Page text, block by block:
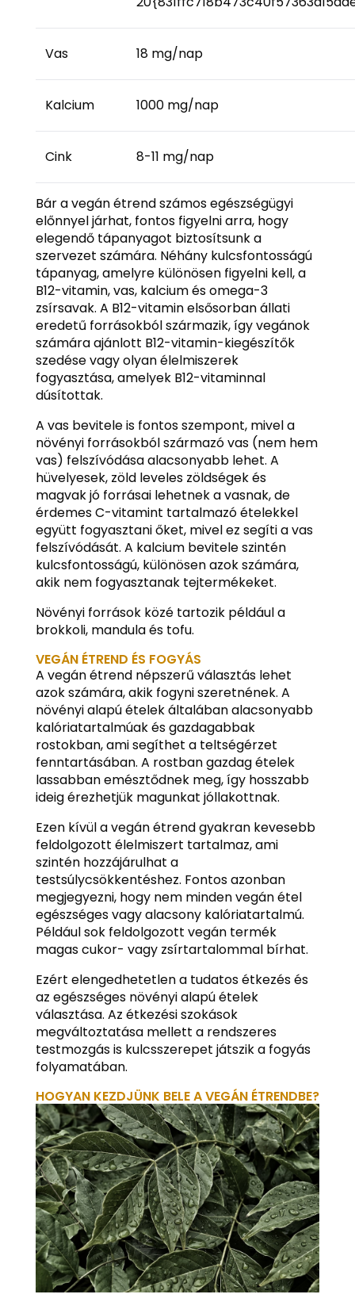
Vas 18 mg/nap
Kalcium 1000 mg/nap
Cink 8-11 mg/nap
Bár a vegán étrend számos egészségügyi
előnnyel járhat, fontos figyelni arra, hogy
elegendő tápanyagot biztosítsunk a
szervezet számára. Néhány kulcsfontosságú
tápanyag, amelyre különösen figyelni kell, a
B12-vitamin, vas, kalcium és omega-3
zsírsavak. A B12-vitamin elsősorban állati
eredetű forrásokból származik, így vegánok
számára ajánlott B12-vitamin-kiegészítők
szedése vagy olyan élelmiszerek
fogyasztása, amelyek B12-vitaminnal
dúsítottak.
A vas bevitele is fontos szempont, mivel a
növényi forrásokból származó vas (nem hem
vas) felszívódása alacsonyabb lehet. A
hüvelyesek, zöld leveles zöldségek és
magvak jó forrásai lehetnek a vasnak, de
érdemes C-vitamint tartalmazó ételekkel
együtt fogyasztani őket, mivel ez segíti a vas
felszívódását. A kalcium bevitele szintén
kulcsfontosságú, különösen azok számára,
akik nem fogyasztanak tejtermékeket.
Növényi források közé tartozik például a
brokkoli, mandula és tofu.
VEGÁN ÉTREND ÉS FOGYÁS
A vegán étrend népszerű választás lehet
azok számára, akik fogyni szeretnének. A
növényi alapú ételek általában alacsonyabb
kalóriatartalmúak és gazdagabbak
rostokban, ami segíthet a teltségérzet
fenntartásában. A rostban gazdag ételek
lassabban emésztődnek meg, így hosszabb
ideig érezhetjük magunkat jóllakottnak.
Ezen kívül a vegán étrend gyakran kevesebb
feldolgozott élelmiszert tartalmaz, ami
szintén hozzájárulhat a
testsúlycsökkentéshez. Fontos azonban
megjegyezni, hogy nem minden vegán étel
egészséges vagy alacsony kalóriatartalmú.
Például sok feldolgozott vegán termék
magas cukor- vagy zsírtartalommal bírhat.
Ezért elengedhetetlen a tudatos étkezés és
az egészséges növényi alapú ételek
választása. Az étkezési szokások
megváltoztatása mellett a rendszeres
testmozgás is kulcsszerepet játszik a fogyás
folyamatában.
HOGYAN KEZDJÜNK BELE A VEGÁN ÉTRENDBE?